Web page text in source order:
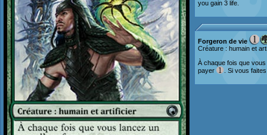
you gain 3 life.
Forgeron de vie
Créature : humain et
À chaque fois que
payer
. Si vous